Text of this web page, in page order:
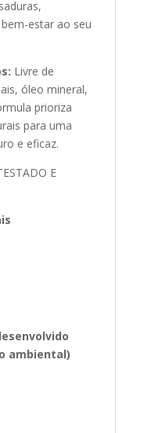
estar ao seu
Livre de
óleo mineral,
prioriza
para uma
e eficaz.
E
ambiental)